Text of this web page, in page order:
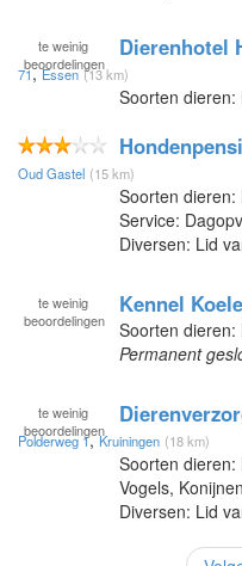
te weinig
beoordelingen
Dierenhotel
71,Essen (13 km)
Soorten dieren:
Oud Gastel (15 km)
Soorten dieren:
Service:
Diversen: Lid
te weinig
beoordelingen
Kennel
Soorten dieren:
Permanent
te weinig
beoordelingen
Polderweg 1,Kruiningen (18 km)
Soorten dieren:
Vogels, Konijnen
Diversen: Lid